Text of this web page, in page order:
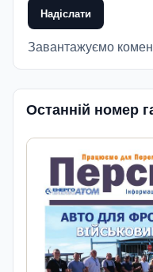
Надіслати
Завантажуємо
Останній номер